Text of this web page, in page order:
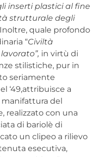
inserti plastici al fine
strutturale degli
Inoltre, quale profondo
“Civiltà
in virtù di
stilistiche, pur in
seriamente
‘49,attribuisce a
del
realizzato con una
di bariolè di
un clipeo a rilievo
esecutiva,